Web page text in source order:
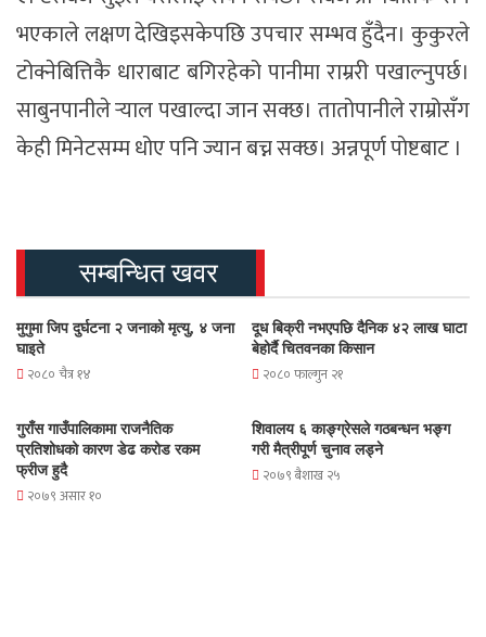
भएकाले लक्षण देखिइसकेपछि उपचार सम्भव हुँदैन। कुकुरले
टोक्नेबित्तिकै धाराबाट बगिरहेको पानीमा राम्ररी पखाल्नुपर्छ।
साबुनपानीले र्‍याल पखाल्दा जान सक्छ। तातोपानीले राम्रोसँग
केही मिनेटसम्म धोए पनि ज्यान बच्न सक्छ। अन्नपूर्ण पाेष्टबाट ।
सम्बन्धित खवर
मुगुमा जिप दुर्घटना २ जनाको मृत्यु, ४ जना
घाइते
२०८० चैत्र १४
दूध बिक्री नभएपछि दैनिक ४२ लाख घाटा
बेहोर्दै चितवनका किसान
२०८० फाल्गुन २१
गुराँस गाउँपालिकामा राजनैतिक
प्रतिशोधको कारण डेढ करोड रकम
फ्रीज हुदै
२०७९ असार १०
शिवालय ६ काङ्ग्रेसले गठबन्धन भङ्ग
गरी मैत्रीपूर्ण चुनाव लड्ने
२०७९ बैशाख २५